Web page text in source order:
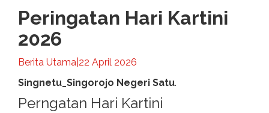
Peringatan Hari Kartini
2026
Berita Utama 22 April 2026
Singnetu_Singorojo Negeri Satu.
Perngatan Hari Kartini